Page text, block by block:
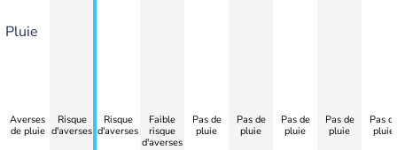
Pluie
Averses
de pluie
Risque
d'averses
Risque
d'averses
Faible
risque
d'averses
Pas de
pluie
Pas de
pluie
Pas de
pluie
Pas de
pluie
Pas
pluie